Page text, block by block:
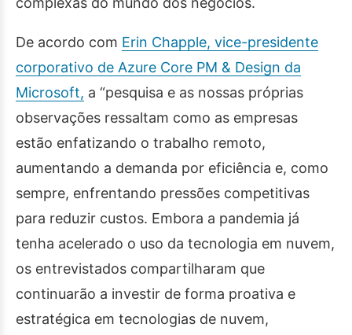
De acordo com Erin Chapple, vice-presidente
corporativo de Azure Core PM & Design da
Microsoft, a “pesquisa e as nossas próprias
observações ressaltam como as empresas
estão enfatizando o trabalho remoto,
aumentando a demanda por eficiência e, como
sempre, enfrentando pressões competitivas
para reduzir custos. Embora a pandemia já
tenha acelerado o uso da tecnologia em nuvem,
os entrevistados compartilharam que
continuarão a investir de forma proativa e
estratégica em tecnologias de nuvem,